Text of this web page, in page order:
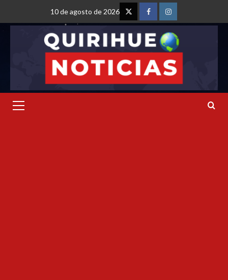
10 de agosto de 2026